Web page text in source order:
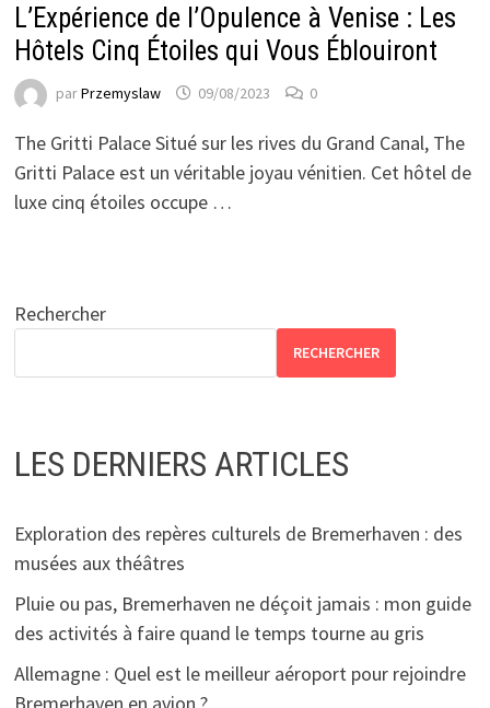
L’Expérience de l’Opulence à Venise : Les
Hôtels Cinq Étoiles qui Vous Éblouiront
parPrzemyslaw 09/08/2023 0
The Gritti Palace Situé sur les rives du Grand Canal, The
Gritti Palace est un véritable joyau vénitien. Cet hôtel de
luxe cinq étoiles occupe …
Rechercher
RECHERCHER
LES DERNIERS ARTICLES
Exploration des repères culturels de Bremerhaven : des
musées aux théâtres
Pluie ou pas, Bremerhaven ne déçoit jamais : mon guide
des activités à faire quand le temps tourne au gris
Allemagne : Quel est le meilleur aéroport pour rejoindre